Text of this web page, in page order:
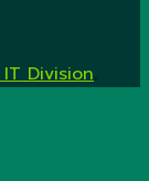
Division.